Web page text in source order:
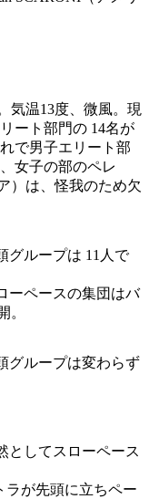
気温13度、微風。現
ート部門の 14名が
で男子エリート部
女子の部のペレ
）は、怪我のため欠
グループは 11人で
ーペースの集団はバ
。
グループは変わらず
としてスローペース
ラが先頭に立ちペー